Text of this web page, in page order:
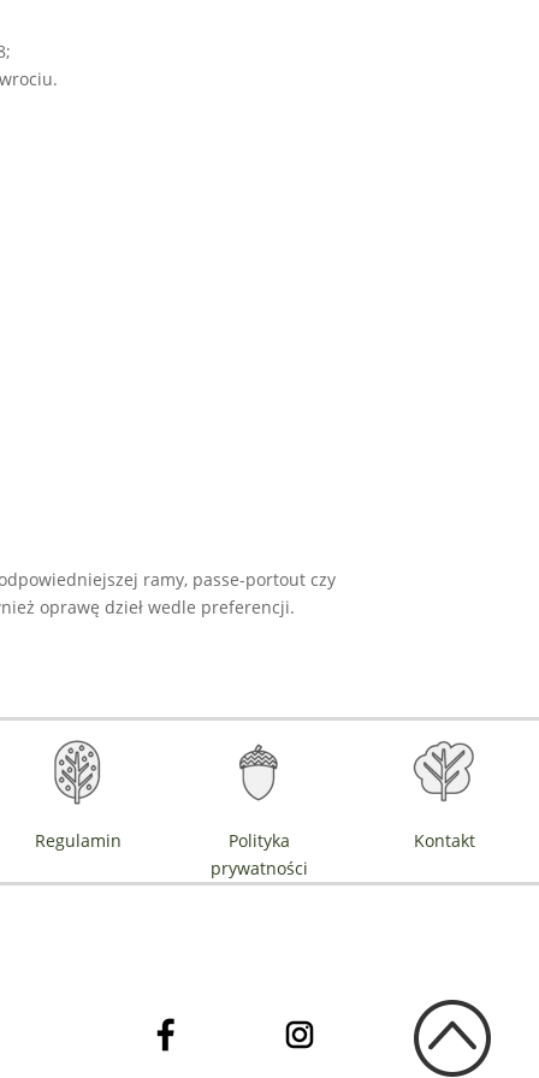
ramy, passe-portout czy
oprawę dzieł wedle preferencji.
Regulamin
Polityka
prywatności
Kontakt